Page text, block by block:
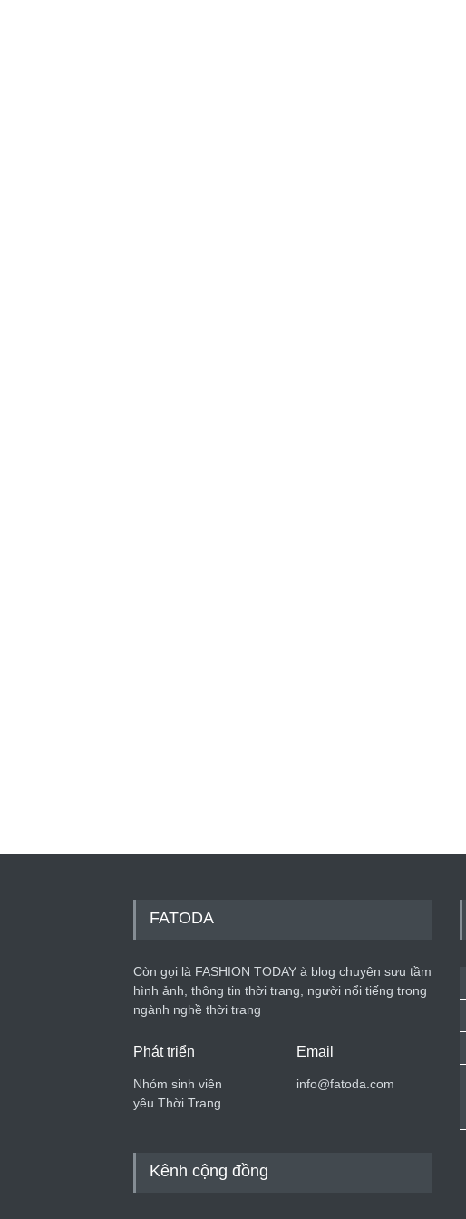
FATODA
Còn gọi là FASHION TODAY à blog chuyên sưu tầm
hình ảnh, thông tin thời trang, người nổi tiếng trong
ngành nghề thời trang
Phát triển
Nhóm sinh viên
yêu Thời Trang
Email
info@fatoda.com
Kênh cộng đồng